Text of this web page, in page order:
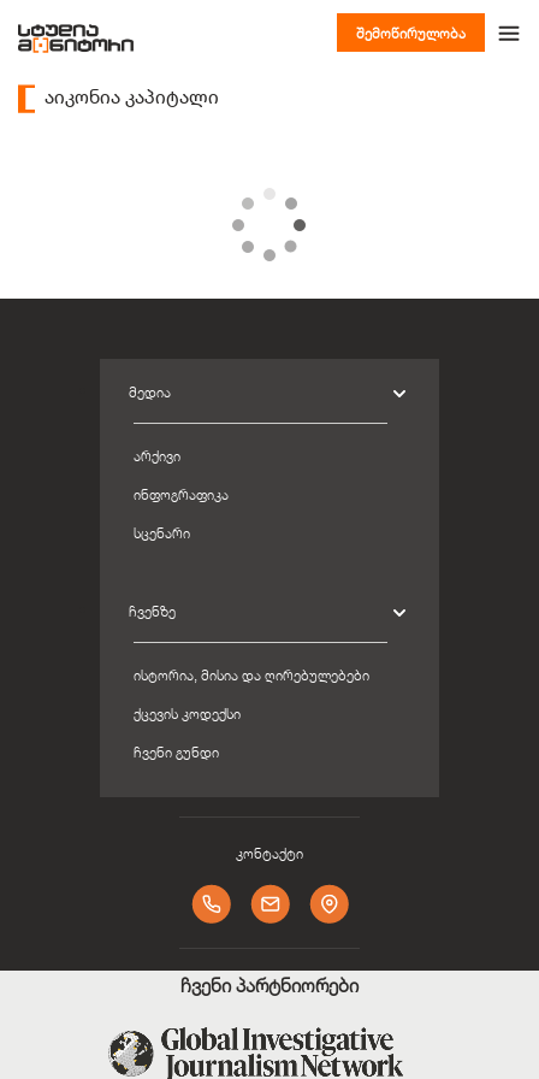
შემოწირულობა
აიკონია კაპიტალი
ᲛᲔᲓᲘᲐ
ᲐᲠᲥᲘᲕᲘ
ᲘᲜᲤᲝᲒᲠᲐᲤᲘᲙᲐ
ᲡᲪᲔᲜᲐᲠᲘ
ᲩᲕᲔᲜᲖᲔ
ᲘᲡᲢᲝᲠᲘᲐ, ᲛᲘᲡᲘᲐ ᲓᲐ ᲦᲘᲠᲔᲑᲣᲚᲔᲑᲔᲑᲘ
ᲥᲪᲔᲕᲘᲡ ᲙᲝᲓᲔᲥᲡᲘ
ᲩᲕᲔᲜᲘ ᲒᲣᲜᲓᲘ
კონტაქტი
ჩვენი პარტნიორები